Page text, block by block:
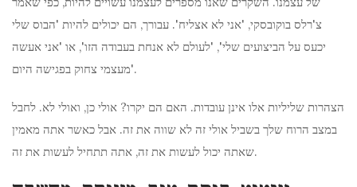
צ'רלס בוקובסקי, 'אני לא אצליח'. עבורך, הם יכולים להיות 'הבוס שלי
יכעס על הביצועים שלי', 'לעולם לא אנחת בעבודה הזו', או 'אני אעשה
מעצמי צחוק בפגישה היום'.
הצהרות שליליות אלו אינן עובדות. האם הם יקרו? אולי כן, ואולי לא. לחבל
במצב הרוח שלך בשביל אולי זה לא שווה את זה. אבל כאשר אתה מאמין
שאתה יכול לעשות את זה, אתה תתחיל לעשות את זה.